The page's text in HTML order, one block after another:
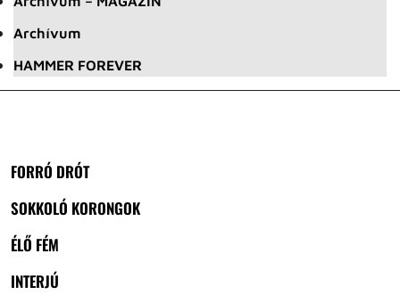
Archívum
HAMMER FOREVER
FORRÓ DRÓT
SOKKOLÓ KORONGOK
ÉLŐ FÉM
INTERJÚ